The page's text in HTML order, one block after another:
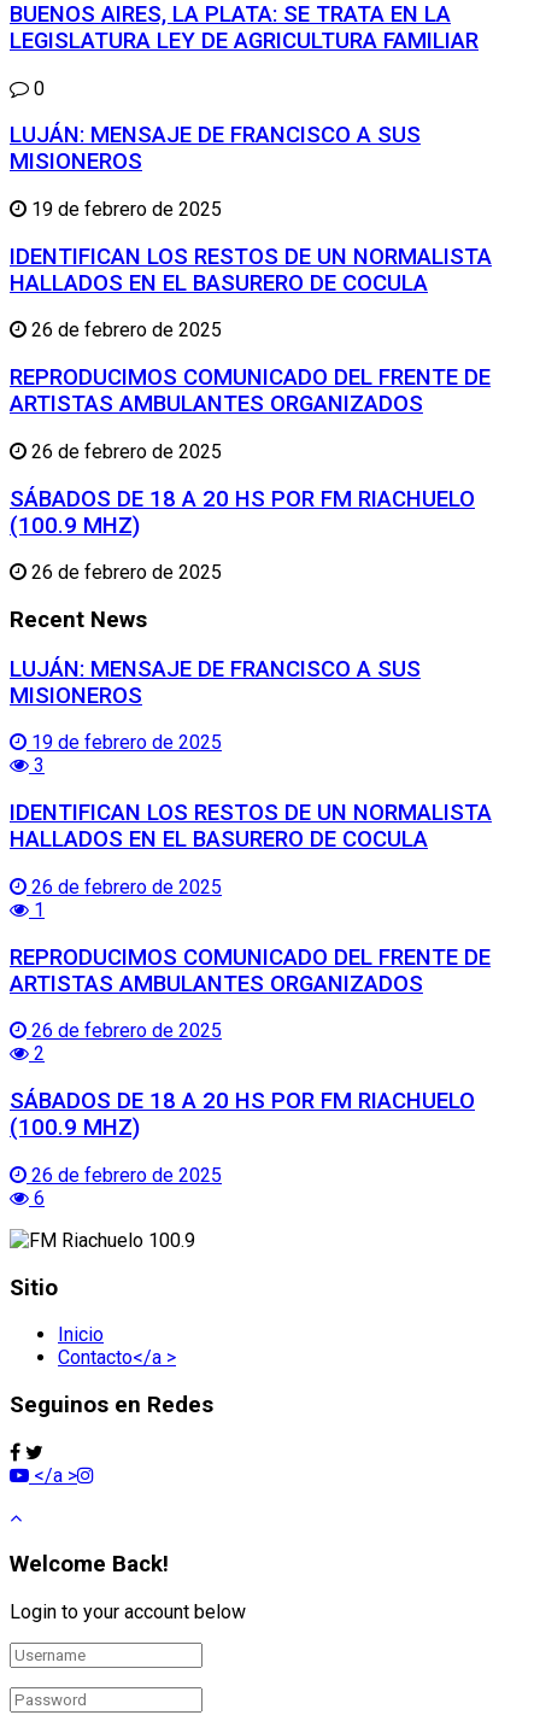
BUENOS AIRES, LA PLATA: SE TRATA EN LA
LEGISLATURA LEY DE AGRICULTURA FAMILIAR
0
LUJÁN: MENSAJE DE FRANCISCO A SUS
MISIONEROS
19 de febrero de 2025
IDENTIFICAN LOS RESTOS DE UN NORMALISTA
HALLADOS EN EL BASURERO DE COCULA
26 de febrero de 2025
REPRODUCIMOS COMUNICADO DEL FRENTE DE
ARTISTAS AMBULANTES ORGANIZADOS
26 de febrero de 2025
SÁBADOS DE 18 A 20 HS POR FM RIACHUELO
(100.9 MHZ)
26 de febrero de 2025
Recent News
LUJÁN: MENSAJE DE FRANCISCO A SUS
MISIONEROS
19 de febrero de 2025
3
IDENTIFICAN LOS RESTOS DE UN NORMALISTA
HALLADOS EN EL BASURERO DE COCULA
26 de febrero de 2025
1
REPRODUCIMOS COMUNICADO DEL FRENTE DE
ARTISTAS AMBULANTES ORGANIZADOS
26 de febrero de 2025
2
SÁBADOS DE 18 A 20 HS POR FM RIACHUELO
(100.9 MHZ)
26 de febrero de 2025
6
Sitio
Inicio
Contacto</a >
Seguinos en Redes
</a >
Welcome Back!
Login to your account below